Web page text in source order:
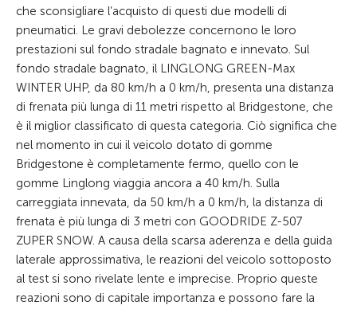
che sconsigliare l’acquisto di questi due modelli di
pneumatici. Le gravi debolezze concernono le loro
prestazioni sul fondo stradale bagnato e innevato. Sul
fondo stradale bagnato, il LINGLONG GREEN-Max
WINTER UHP, da 80 km/h a 0 km/h, presenta una distanza
di frenata più lunga di 11 metri rispetto al Bridgestone, che
è il miglior classificato di questa categoria. Ciò significa che
nel momento in cui il veicolo dotato di gomme
Bridgestone è completamente fermo, quello con le
gomme Linglong viaggia ancora a 40 km/h. Sulla
carreggiata innevata, da 50 km/h a 0 km/h, la distanza di
frenata è più lunga di 3 metri con GOODRIDE Z-507
ZUPER SNOW. A causa della scarsa aderenza e della guida
laterale approssimativa, le reazioni del veicolo sottoposto
al test si sono rivelate lente e imprecise. Proprio queste
reazioni sono di capitale importanza e possono fare la